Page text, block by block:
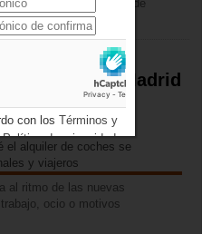
suele ser un dolor de
por qué el
en Madrid
al ritmo de las nuevas
ocio o motivos
con los Términos y
Política de privacidad